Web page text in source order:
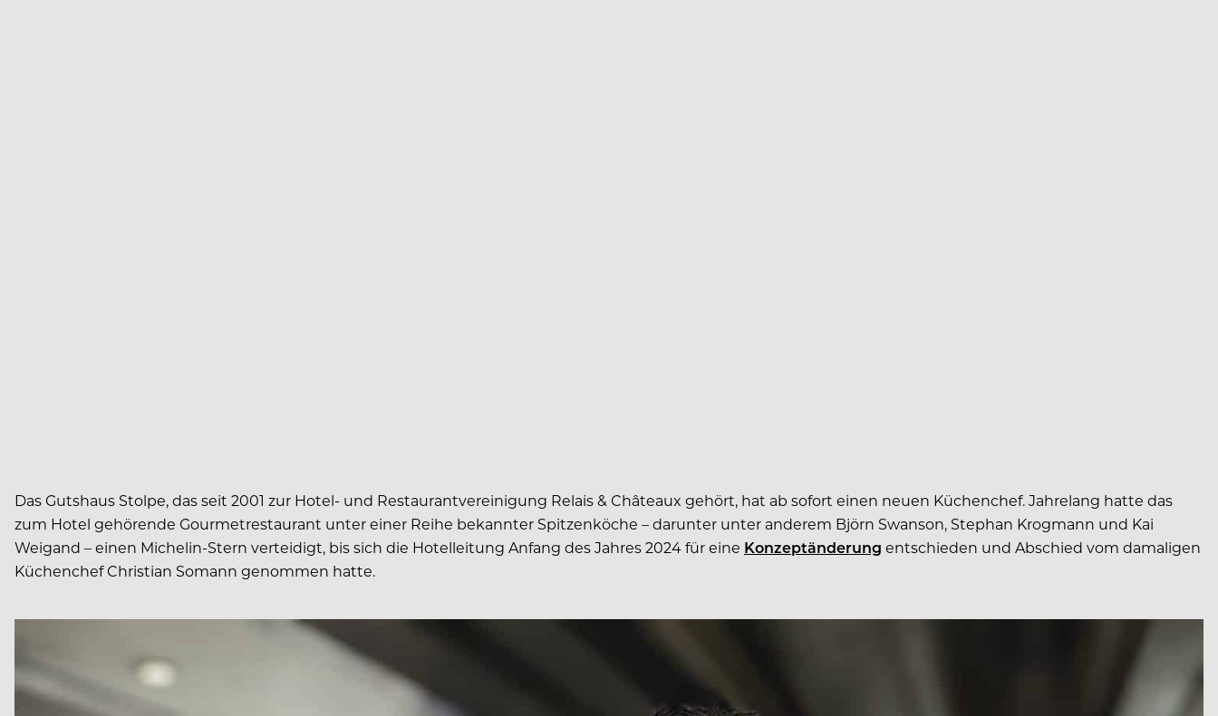
Das Gutshaus Stolpe, das seit 2001 zur Hotel- und Restaurantvereinigung Relais & Châteaux gehört, hat ab sofort einen neuen Küchenchef. Jahrelang hatte das
zum Hotel gehörende Gourmetrestaurant unter einer Reihe bekannter Spitzenköche – darunter unter anderem Björn Swanson, Stephan Krogmann und Kai
Weigand – einen Michelin-Stern verteidigt, bis sich die Hotelleitung Anfang des Jahres 2024 für eine Konzeptänderung entschieden und Abschied vom damaligen
Küchenchef Christian Somann genommen hatte.